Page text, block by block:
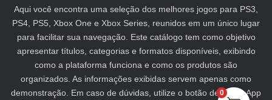
Aqui você encontra uma seleção dos melhores jogos para PS3,
PS4, PS5, Xbox One e Xbox Series, reunidos em um único lugar
para facilitar sua navegação. Este catálogo tem como objetivo
apresentar títulos, categorias e formatos disponíveis, exibindo
como a plataforma funciona e como os produtos são
organizados. As informações exibidas servem apenas como
demonstração. Em caso de dúvidas, utilize o botão de WhatsApp
0